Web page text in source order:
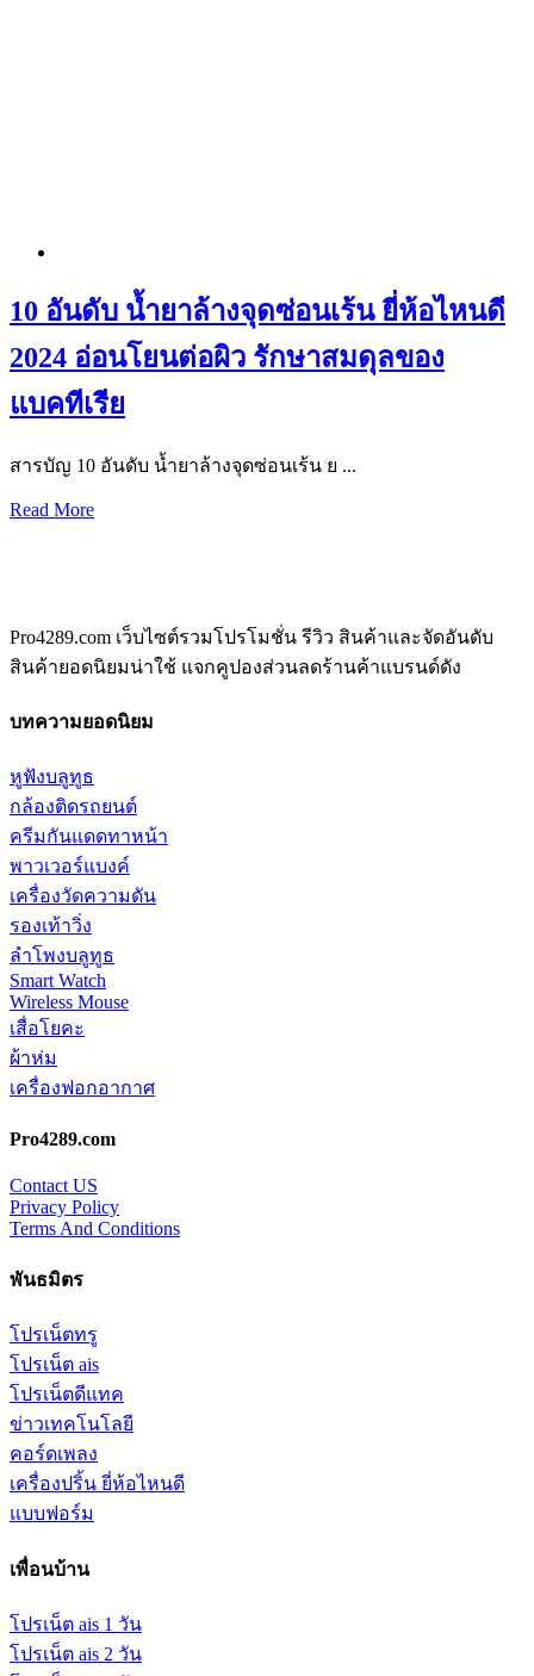
10 อันดับ น้ำยาล้างจุดซ่อนเร้น ยี่ห้อไหนดี
2024 อ่อนโยนต่อผิว รักษาสมดุลของ
แบคทีเรีย
สารบัญ 10 อันดับ น้ำยาล้างจุดซ่อนเร้น ย ...
Read More
Pro4289.com เว็บไซต์รวมโปรโมชั่น รีวิว สินค้าและจัดอันดับ
สินค้ายอดนิยมน่าใช้ แจกคูปองส่วนลดร้านค้าแบรนด์ดัง
บทความยอดนิยม
หูฟังบลูทูธ
กล้องติดรถยนต์
ครีมกันแดดทาหน้า
พาวเวอร์แบงค์
เครื่องวัดความดัน
รองเท้าวิ่ง
ลำโพงบลูทูธ
Smart Watch
Wireless Mouse
เสื่อโยคะ
ผ้าห่ม
เครื่องฟอกอากาศ
Pro4289.com
Contact US
Privacy Policy
Terms And Conditions
พันธมิตร
โปรเน็ตทรู
โปรเน็ต ais
โปรเน็ตดีแทค
ข่าวเทคโนโลยี
คอร์ดเพลง
เครื่องปริ้น ยี่ห้อไหนดี
แบบฟอร์ม
เพื่อนบ้าน
โปรเน็ต ais 1 วัน
โปรเน็ต ais 2 วัน